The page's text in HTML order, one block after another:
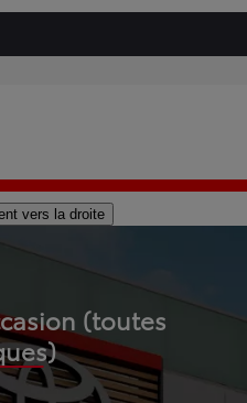
vers la droite
(toutes